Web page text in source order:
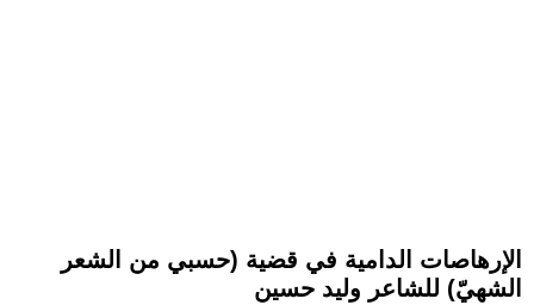
الإرهاصات الدامية في قضية (حسبي من الشعر
الشهيّ) للشاعر وليد حسين